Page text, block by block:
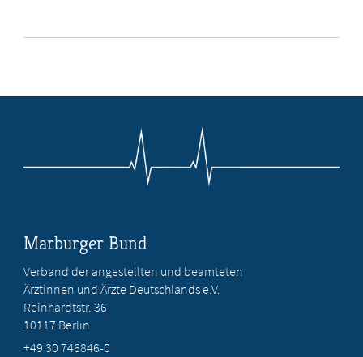
Marburger Bund
Verband der angestellten und beamteten
Ärztinnen und Ärzte Deutschlands e.V.
Reinhardtstr. 36
10117 Berlin
+49 30 746846-0